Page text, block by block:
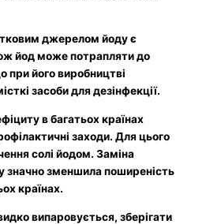
джерелом йоду є
йод може потрапляти до
при його виробництві
засоби для дезінфекції.
в багатьох країнах
заходи. Для цього
солі йодом. Заміна
значно зменшила поширеність
країнах.
випаровується, зберігати